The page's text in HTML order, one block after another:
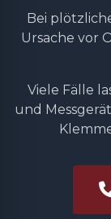
Bei
Ursache vor
Viele Fälle
und